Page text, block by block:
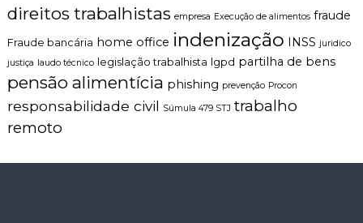
direitos trabalhistas empresa Execução de alimentos fraude
Fraude bancária home office indenização INSS juridico
justiça laudo técnico legislação trabalhista lgpd partilha de bens
pensão alimentícia phishing prevenção Procon
responsabilidade civil Súmula 479 STJ trabalho
remoto